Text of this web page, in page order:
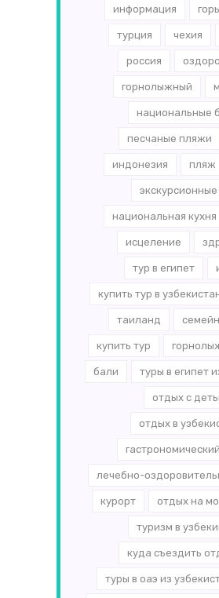
информация
турция чехия
россия
горнолыжный
национальные
песчаные пляжи
индонезия пляж
экскурсионные
национальная кухня
исцеление
тур в египет
купить тур в
таиланд
купить тур
бали туры в египет
отдых с
отдых в
лечебно-
курорт отдых на
туризм в
куда съездить
туры в оаэ из